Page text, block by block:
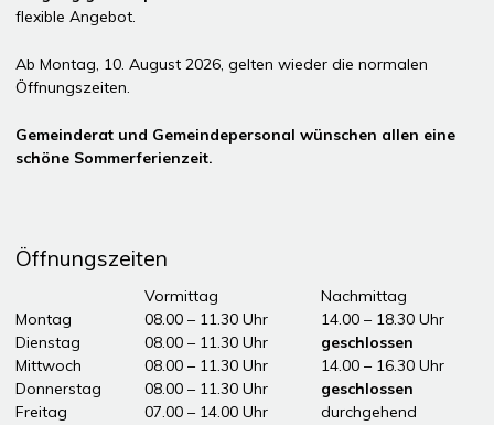
flexible Angebot.
Ab Montag, 10. August 2026, gelten wieder die normalen
Öffnungszeiten.
Gemeinderat und Gemeindepersonal wünschen allen eine
schöne Sommerferienzeit.
Öffnungszeiten
Öffnungszeiten Vormittag
Vormittag
Nachmittag
Montag
08.00 – 11.30 Uhr
14.00 – 18.30 Uhr
Dienstag
08.00 – 11.30 Uhr
geschlossen
Mittwoch
08.00 – 11.30 Uhr
14.00 – 16.30 Uhr
Donnerstag
08.00 – 11.30 Uhr
geschlossen
Freitag
07.00 – 14.00 Uhr durchgehend